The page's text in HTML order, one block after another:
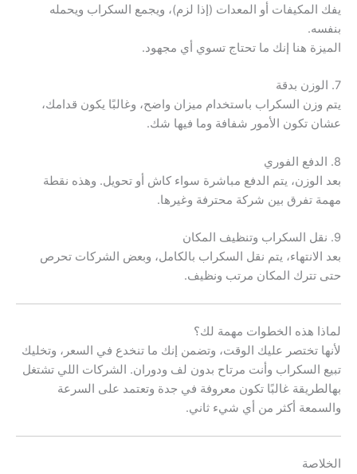
يفك المكيفات أو المعدات (إذا لزم)، ويجمع السكراب ويحمله
بنفسه.
الميزة هنا إنك ما تحتاج تسوي أي مجهود.
7. الوزن بدقة
يتم وزن السكراب باستخدام ميزان واضح، وغالبًا يكون قدامك،
عشان تكون الأمور شفافة وما فيها شك.
8. الدفع الفوري
بعد الوزن، يتم الدفع مباشرة سواء كاش أو تحويل. وهذه نقطة
مهمة تفرق بين شركة محترفة وغيرها.
9. نقل السكراب وتنظيف المكان
بعد الانتهاء، يتم نقل السكراب بالكامل، وبعض الشركات تحرص
حتى تترك المكان مرتب ونظيف.
لماذا هذه الخطوات مهمة لك؟
لأنها تختصر عليك الوقت، وتضمن إنك ما تنخدع في السعر، وتخليك
تبيع السكراب وأنت مرتاح بدون لف ودوران. الشركات اللي تشتغل
بهالطريقة غالبًا تكون معروفة في جدة وتعتمد على السرعة
والسمعة أكثر من أي شيء ثاني.
الخلاصة